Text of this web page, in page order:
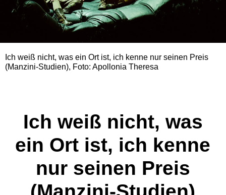
Ich weiß nicht, was ein Ort ist, ich kenne nur seinen Preis
(Manzini-Studien), Foto: Apollonia Theresa
Ich weiß nicht, was
ein Ort ist, ich kenne
nur seinen Preis